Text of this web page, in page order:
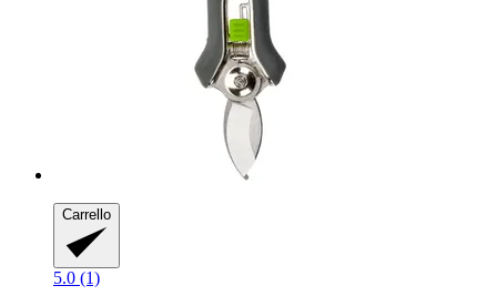
Carrello
5.0 (1)